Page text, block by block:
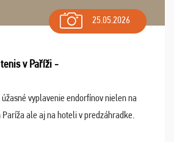
25.05.2026
v Paříži -
vyplavenie endorfínov nielen na
ale aj na hoteli v predzáhradke.